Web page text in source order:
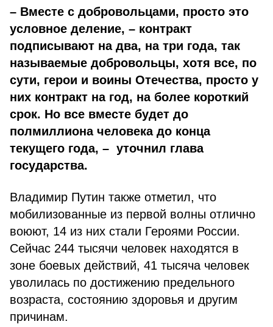
– Вместе с добровольцами, просто это
условное деление, – контракт
подписывают на два, на три года, так
называемые добровольцы, хотя все, по
сути, герои и воины Отечества, просто у
них контракт на год, на более короткий
срок. Но все вместе будет до
полмиллиона человека до конца
текущего года, – уточнил глава
государства.
Владимир Путин также отметил, что
мобилизованные из первой волны отлично
воюют, 14 из них стали Героями России.
Сейчас 244 тысячи человек находятся в
зоне боевых действий, 41 тысяча человек
уволилась по достижению предельного
возраста, состоянию здоровья и другим
причинам.